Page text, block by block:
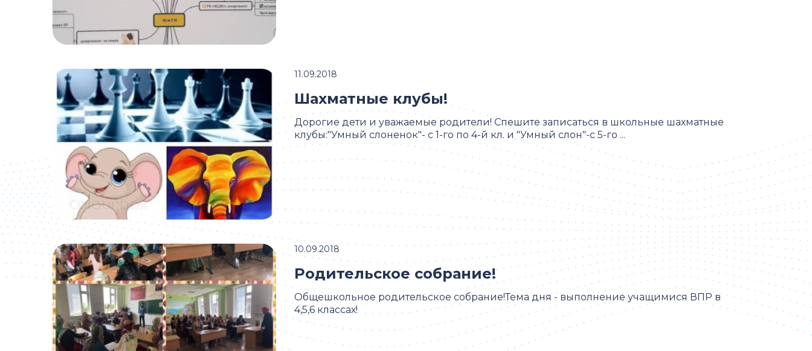
Дорогие дети и уважаемые родители! Спешите записаться в школьные шахматные
клубы:"Умный слоненок"- с 1-го по 4-й кл. и "Умный слон"-с 5-го ...
Шахматные клубы!
11.09.2018
Общешкольное родительское собрание!Тема дня - выполнение учащимися ВПР в
4,5,6 классах!
Родительское собрание!
10.09.2018